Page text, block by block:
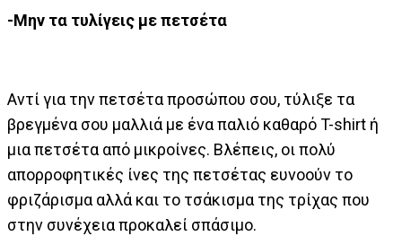
-Μην τα τυλίγεις με πετσέτα
Αντί για την πετσέτα προσώπου σου, τύλιξε τα
βρεγμένα σου μαλλιά με ένα παλιό καθαρό T-shirt ή
μια πετσέτα από μικροίνες. Βλέπεις, οι πολύ
απορροφητικές ίνες της πετσέτας ευνοούν το
φριζάρισμα αλλά και το τσάκισμα της τρίχας που
στην συνέχεια προκαλεί σπάσιμο.